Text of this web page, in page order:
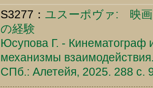
S3277： ユスーポヴァ: 映
の経験
Юсупова Г. - Кинематограф
механизмы
СПб.: Алетейя, 2025. 288 c.